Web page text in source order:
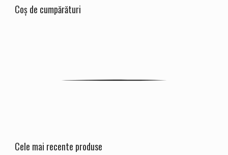
Coș de cumpărături
Cele mai recente produse